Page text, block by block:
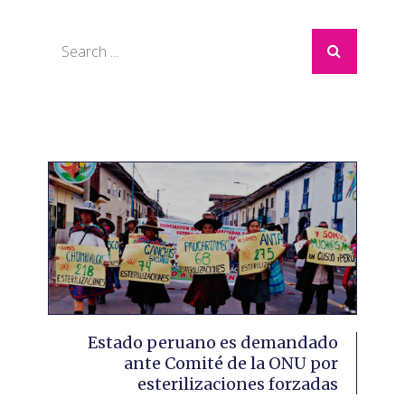
Estado peruano es demandado
ante Comité de la ONU por
esterilizaciones forzadas